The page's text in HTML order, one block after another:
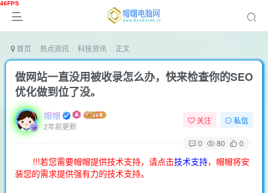
首页 热点资讯 科技资讯 正文
做网站一直没用被收录怎么办，快来检查你的SEO
优化做到位了没。
帽帽
2年前更新
关注 私信
0 80 0
!!!若您需要帽帽提供技术支持，请点击技术支持，帽帽将安
装您的需求提供强有力的技术支持。